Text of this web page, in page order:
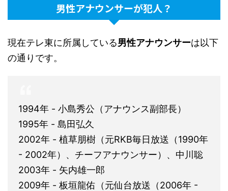
男性アナウンサーが犯人？
現在テレ東に所属している男性アナウンサーは以下
の通りです。
1994年 - 小島秀公（アナウンス副部長）
1995年 - 島田弘久
2002年 - 植草朋樹（元RKB毎日放送（1990年
- 2002年）、チーフアナウンサー）、中川聡
2003年 - 矢内雄一郎
2009年 - 板垣龍佑（元仙台放送（2006年 -